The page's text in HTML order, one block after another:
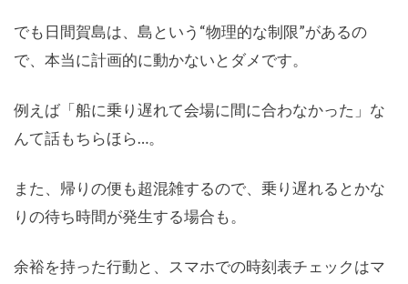
でも日間賀島は、島という“物理的な制限”があるの
で、本当に計画的に動かないとダメです。
例えば「船に乗り遅れて会場に間に合わなかった」な
んて話もちらほら…。
また、帰りの便も超混雑するので、乗り遅れるとかな
りの待ち時間が発生する場合も。
余裕を持った行動と、スマホでの時刻表チェックはマ